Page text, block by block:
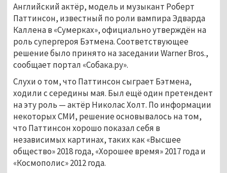
Английский актёр, модель и музыкант Роберт
Паттинсон, известный по роли вампира Эдварда
Каллена в «Сумерках», официально утверждён на
роль супергероя Бэтмена. Соответствующее
решение было принято на заседании Warner Bros.,
сообщает портал «Собака.ру».
Слухи о том, что Паттинсон сыграет Бэтмена,
ходили с середины мая. Был ещё один претендент
на эту роль — актёр Николас Холт. По информации
некоторых СМИ, решение основывалось на том,
что Паттинсон хорошо показал себя в
независимых картинах, таких как «Высшее
общество» 2018 года, «Хорошее время» 2017 года и
«Космополис» 2012 года.